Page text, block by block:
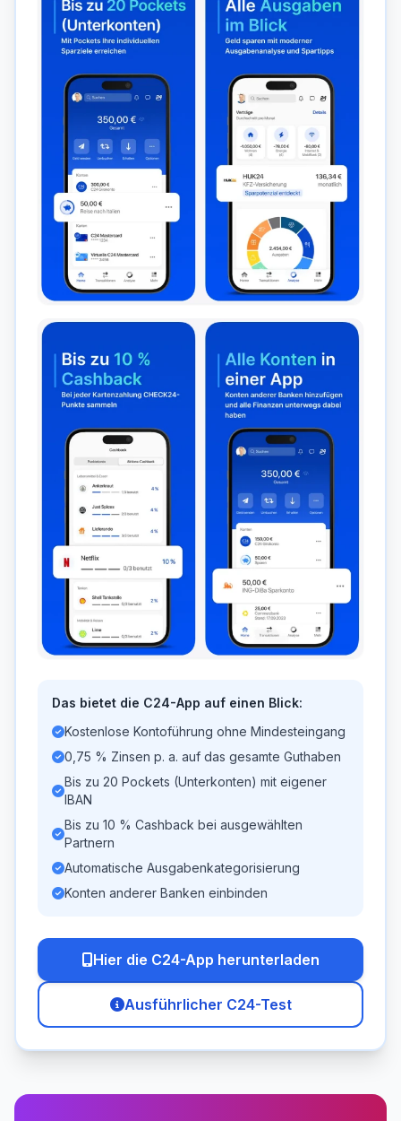
Das bietet die C24-App auf einen Blick:
Kostenlose Kontoführung ohne Mindesteingang
0,75 % Zinsen p. a. auf das gesamte Guthaben
Bis zu 20 Pockets (Unterkonten) mit eigener
IBAN
Bis zu 10 % Cashback bei ausgewählten
Partnern
Automatische Ausgabenkategorisierung
Konten anderer Banken einbinden
Hier die C24-App herunterladen
Ausführlicher C24-Test